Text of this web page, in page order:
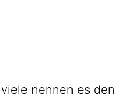
nennen es den